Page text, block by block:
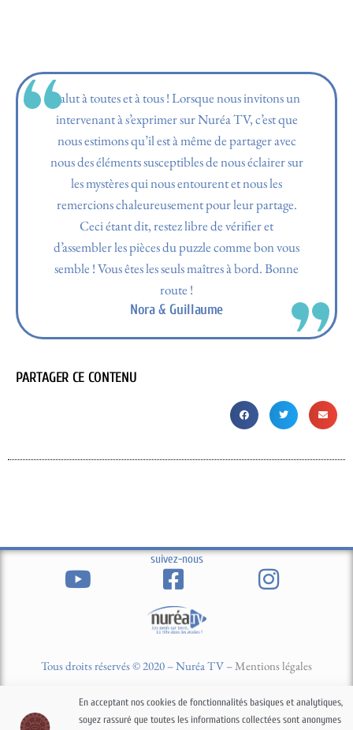
Salut à toutes et à tous ! Lorsque nous invitons un
intervenant à s’exprimer sur Nuréa TV, c’est que
nous estimons qu’il est à même de partager avec
nous des éléments susceptibles de nous éclairer sur
les mystères qui nous entourent et nous les
remercions chaleureusement pour leur partage.
Ceci étant dit, restez libre de vérifier et
d’assembler les pièces du puzzle comme bon vous
semble ! Vous êtes les seuls maîtres à bord. Bonne
route !
Nora & Guillaume
PARTAGER CE CONTENU
suivez-nous
Tous droits réservés © 2020 – Nuréa TV –Mentions légales
Contact Newsletter
En acceptant nos cookies de fonctionnalités basiques et analytiques,
soyez rassuré que toutes les informations collectées sont anonymes